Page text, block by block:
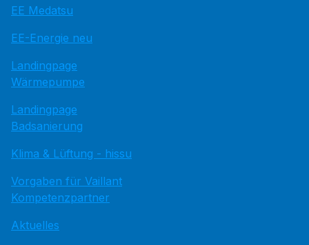
EE Medatsu
EE-Energie neu
Landingpage
Wärmepumpe
Landingpage
Badsanierung
Klima & Lüftung - hissu
Vorgaben für Vaillant
Kompetenzpartner
Aktuelles